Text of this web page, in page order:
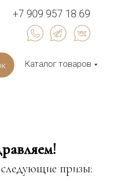
Каталог товаров
+7 909 957 18 69
призы: